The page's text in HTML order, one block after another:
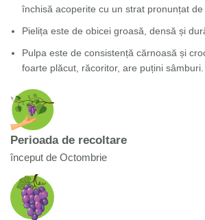
închisă acoperite cu un strat pronunțat de
Pielița este de obicei groasă, densă și
Pulpa este de consistență cărnoasă și
foarte plăcut, răcoritor, are puțini sâmburi.
Perioada de recoltare
început de Octombrie